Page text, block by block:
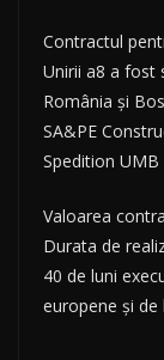
Contractul
Unirii a8 a fost
România și
SA&PE
Spedition UMB
Valoarea
Durata de
40 de luni
europene și de